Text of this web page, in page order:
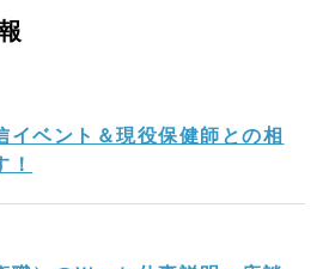
イベント＆現役保健師との相
！